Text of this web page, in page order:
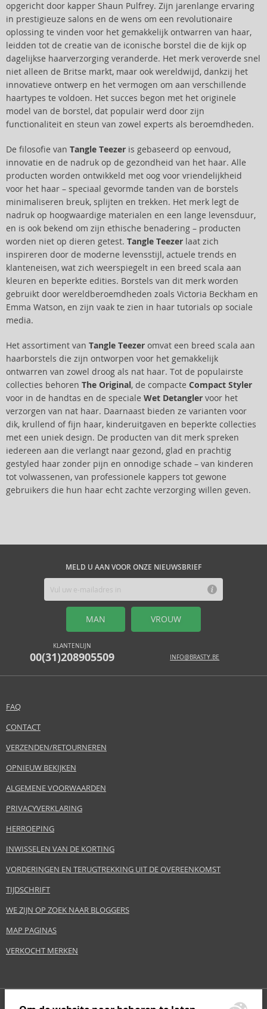
opgericht door kapper Shaun Pulfrey. Zijn jarenlange ervaring
in prestigieuze salons en de wens om een revolutionaire
oplossing te vinden voor het gemakkelijk ontwarren van haar,
leidden tot de creatie van de iconische borstel die de kijk op
dagelijkse haarverzorging veranderde. Het merk veroverde snel
niet alleen de Britse markt, maar ook wereldwijd, dankzij het
innovatieve ontwerp en het vermogen om aan verschillende
haartypes te voldoen. Het succes begon met het originele
model van de borstel, dat populair werd door zijn
functionaliteit en steun van zowel experts als beroemdheden.
De filosofie van Tangle Teezer is gebaseerd op eenvoud,
innovatie en de nadruk op de gezondheid van het haar. Alle
producten worden ontwikkeld met oog voor vriendelijkheid
voor het haar – speciaal gevormde tanden van de borstels
minimaliseren breuk, splijten en trekken. Het merk legt de
nadruk op hoogwaardige materialen en een lange levensduur,
en is ook bekend om zijn ethische benadering – producten
worden niet op dieren getest. Tangle Teezer laat zich
inspireren door de moderne levensstijl, actuele trends en
klanteneisen, wat zich weerspiegelt in een breed scala aan
kleuren en beperkte edities. Borstels van dit merk worden
gebruikt door wereldberoemdheden zoals Victoria Beckham en
Emma Watson, en zijn vaak te zien in haar tutorials op sociale
media.
Het assortiment van Tangle Teezer omvat een breed scala aan
haarborstels die zijn ontworpen voor het gemakkelijk
ontwarren van zowel droog als nat haar. Tot de populairste
collecties behoren The Original, de compacte Compact Styler
voor in de handtas en de speciale Wet Detangler voor het
verzorgen van nat haar. Daarnaast bieden ze varianten voor
dik, krullend of fijn haar, kinderuitgaven en beperkte collecties
met een uniek design. De producten van dit merk spreken
iedereen aan die verlangt naar gezond, glad en prachtig
gestyled haar zonder pijn en onnodige schade – van kinderen
tot volwassenen, van professionele kappers tot gewone
gebruikers die hun haar echt zachte verzorging willen geven.
MELD U AAN VOOR ONZE NIEUWSBRIEF
MAN VROUW
KLANTENLIJN
00(31)208905509 INFO@BRASTY.BE
FAQ
CONTACT
VERZENDEN/RETOURNEREN
OPNIEUW BEKIJKEN
ALGEMENE VOORWAARDEN
PRIVACYVERKLARING
HERROEPING
INWISSELEN VAN DE KORTING
VORDERINGEN EN TERUGTREKKING UIT DE OVEREENKOMST
TIJDSCHRIFT
WE ZIJN OP ZOEK NAAR BLOGGERS
MAP PAGINAS
VERKOCHT MERKEN